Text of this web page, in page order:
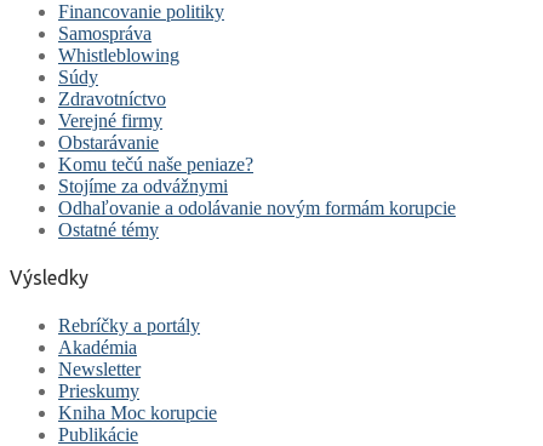
Financovanie politiky
Samospráva
Whistleblowing
Súdy
Zdravotníctvo
Verejné firmy
Obstarávanie
Komu tečú naše peniaze?
Stojíme za odvážnymi
Odhaľovanie a odolávanie novým formám korupcie
Ostatné témy
Výsledky
Rebríčky a portály
Akadémia
Newsletter
Prieskumy
Kniha Moc korupcie
Publikácie